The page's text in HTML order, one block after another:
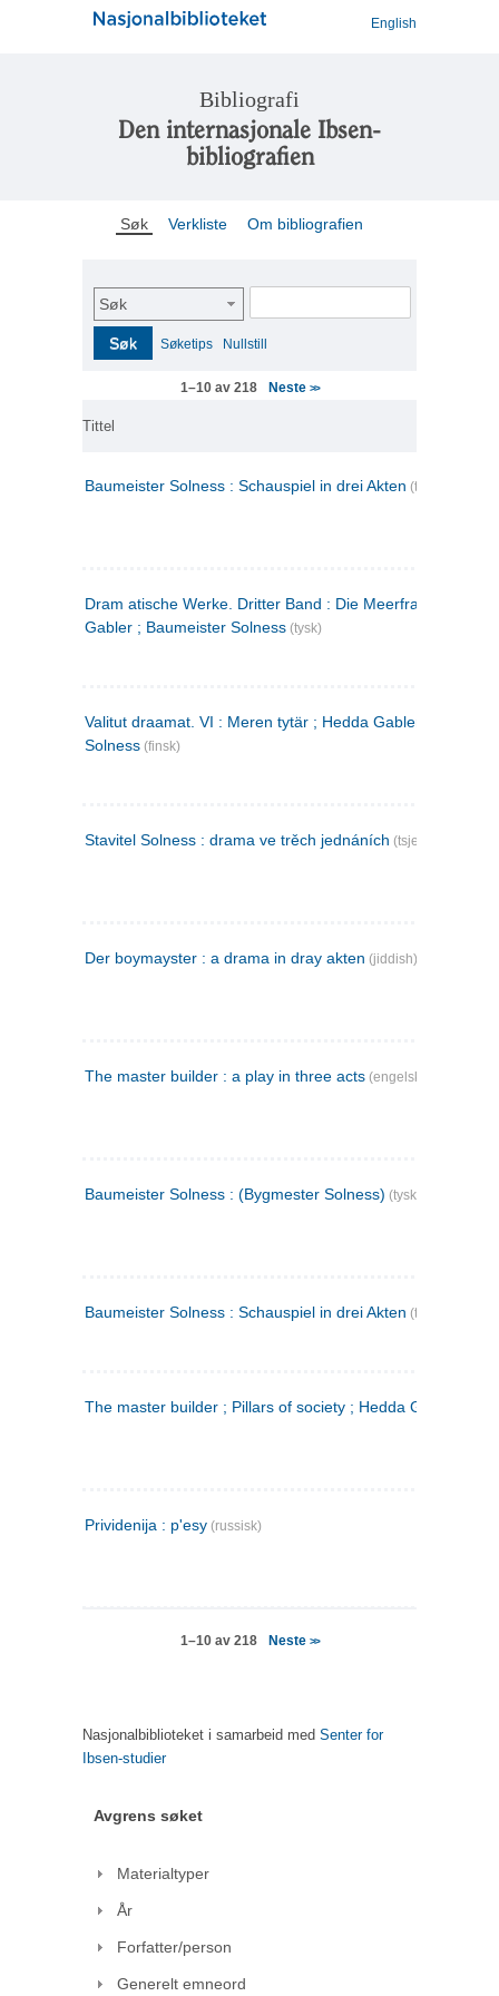
English
Bibliografi
Den internasjonale Ibsen-
bibliografien
Søk Verkliste Om bibliografien
Søk
Søk Søketips Nullstill
1–10 av 218 Neste >>
Tittel
Baumeister Solness : Schauspiel in drei Akten (tysk)
Dram atische Werke. Dritter Band : Die Meerfrau ; Hedda
Gabler ; Baumeister Solness (tysk)
Valitut draamat. VI : Meren tytär ; Hedda Gabler ;
Solness (finsk)
Stavitel Solness : drama ve trěch jednáních (tsjekkisk)
Der boymayster : a drama in dray akten (jiddish)
The master builder : a play in three acts (engelsk)
Baumeister Solness : (Bygmester Solness) (tysk)
Baumeister Solness : Schauspiel in drei Akten (tysk)
The master builder ; Pillars of society ; Hedda Gabler
Prividenija : p'esy (russisk)
1–10 av 218 Neste >>
Nasjonalbiblioteket i samarbeid med Senter for
Ibsen-studier
Avgrens søket
Materialtyper
År
Forfatter/person
Generelt emneord